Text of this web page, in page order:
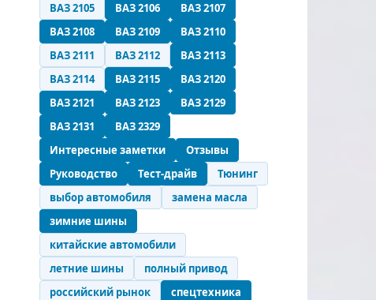
ВАЗ 2105
ВАЗ 2106
ВАЗ 2107
ВАЗ 2108
ВАЗ 2109
ВАЗ 2110
ВАЗ 2111
ВАЗ 2112
ВАЗ 2113
ВАЗ 2114
ВАЗ 2115
ВАЗ 2120
ВАЗ 2121
ВАЗ 2123
ВАЗ 2129
ВАЗ 2131
ВАЗ 2329
Интересные заметки
Отзывы
Руководство
Тест-драйв
Тюнинг
выбор автомобиля
замена масла
зимние шины
китайские автомобили
летние шины
полный привод
российский рынок
спецтехника